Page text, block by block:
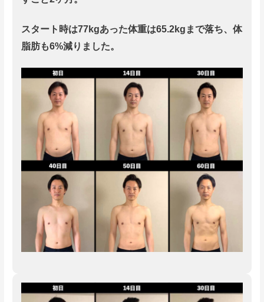
スタート時は77kgあった体重は65.2kgまで落ち、体
脂肪も6%減りました。